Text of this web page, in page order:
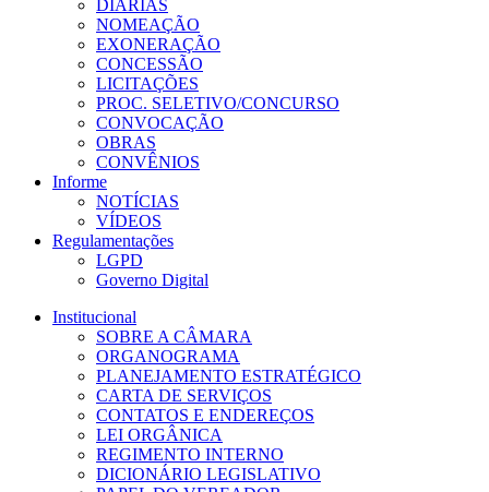
DIÁRIAS
NOMEAÇÃO
EXONERAÇÃO
CONCESSÃO
LICITAÇÕES
PROC. SELETIVO/CONCURSO
CONVOCAÇÃO
OBRAS
CONVÊNIOS
Informe
NOTÍCIAS
VÍDEOS
Regulamentações
LGPD
Governo Digital
Institucional
SOBRE A CÂMARA
ORGANOGRAMA
PLANEJAMENTO ESTRATÉGICO
CARTA DE SERVIÇOS
CONTATOS E ENDEREÇOS
LEI ORGÂNICA
REGIMENTO INTERNO
DICIONÁRIO LEGISLATIVO